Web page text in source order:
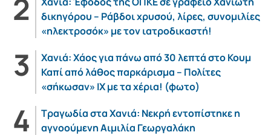
δικηγόρου – Ράβδοι χρυσού, λίρες, συνομιλίες
«ηλεκτροσόκ» με τον ιατροδικαστή!
Χανιά: Χάος για πάνω από 30 λεπτά στο Κουμ
Καπί από λάθος παρκάρισμα – Πολίτες
«σήκωσαν» ΙΧ με τα χέρια! (φωτο)
Τραγωδία στα Χανιά: Νεκρή εντοπίστηκε η
αγνοούμενη Αιμιλία Γεωργαλάκη